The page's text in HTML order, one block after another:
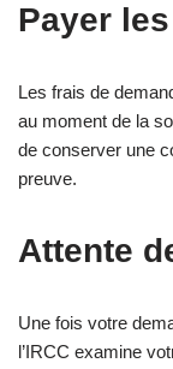
Payer
Les frais de
au moment de la
de conserver une
preuve.
Attente
Une fois votre
l’IRCC examine